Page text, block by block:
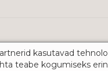
kasutavad
teabe kogumiseks